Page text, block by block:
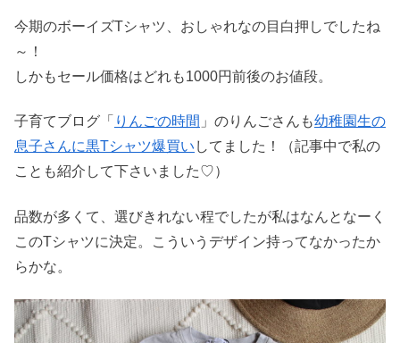
今期のボーイズTシャツ、おしゃれなの目白押しでしたね
～！
しかもセール価格はどれも1000円前後のお値段。
子育てブログ「 りんごの時間 」のりんごさんも幼稚園生の
息子さんに黒Tシャツ爆買い してました！（記事中で私の
ことも紹介して下さいました♡）
品数が多くて、選びきれない程でしたが私はなんとなーく
このTシャツに決定。こういうデザイン持ってなかったか
らかな。